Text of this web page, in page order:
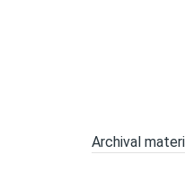
Archival